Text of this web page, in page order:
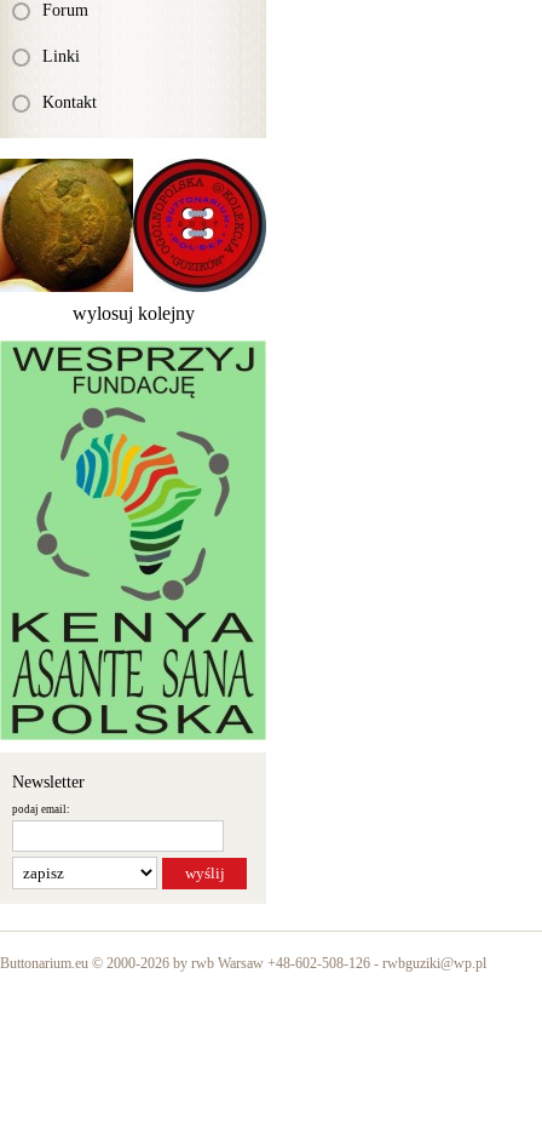
Forum
Linki
Kontakt
wylosuj kolejny
Newsletter
podaj email:
Buttonarium.eu © 2000-2026 by rwb Warsaw +48-602-508-126 - rwbguziki@wp.pl